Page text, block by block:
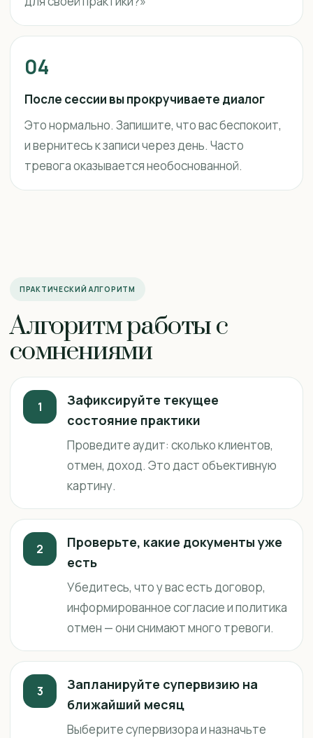
04
После сессии вы прокручиваете диалог
Это нормально. Запишите, что вас беспокоит,
и вернитесь к записи через день. Часто
тревога оказывается необоснованной.
ПРАКТИЧЕСКИЙ АЛГОРИТМ
Алгоритм работы с
сомнениями
1
Зафиксируйте текущее
состояние практики
Проведите аудит: сколько клиентов,
отмен, доход. Это даст объективную
картину.
2
Проверьте, какие документы уже
есть
Убедитесь, что у вас есть договор,
информированное согласие и политика
отмен — они снимают много тревоги.
3
Запланируйте супервизию на
ближайший месяц
Выберите супервизора и назначьте